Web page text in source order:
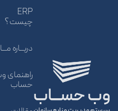
ERP
چیست؟
دربــاره مــا
راهنمای
حساب